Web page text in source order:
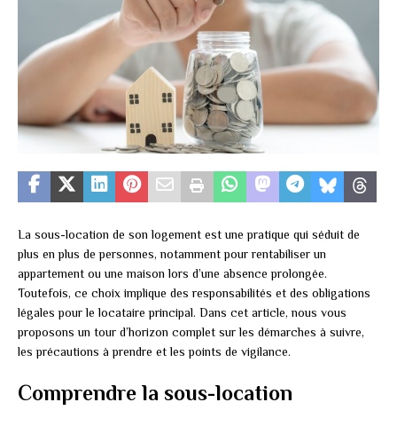
La sous-location de son logement est une pratique qui séduit de
plus en plus de personnes, notamment pour rentabiliser un
appartement ou une maison lors d’une absence prolongée.
Toutefois, ce choix implique des responsabilités et des obligations
légales pour le locataire principal. Dans cet article, nous vous
proposons un tour d’horizon complet sur les démarches à suivre,
les précautions à prendre et les points de vigilance.
Comprendre la sous-location